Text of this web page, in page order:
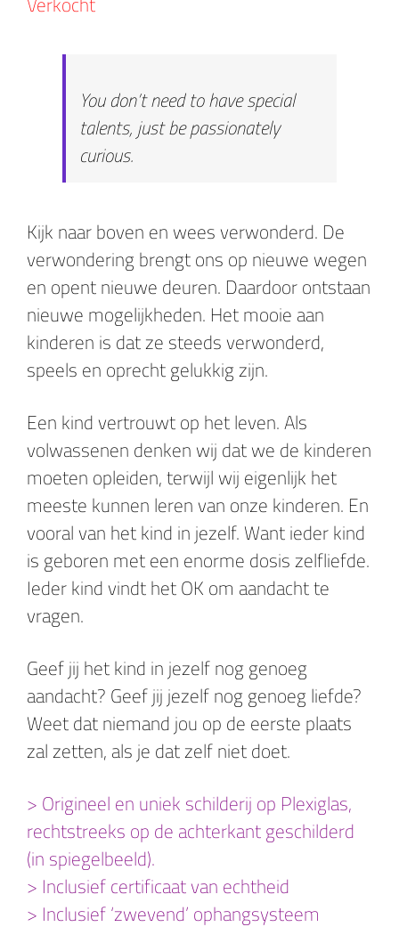
You don’t need to have special
talents, just be passionately
curious.
Kijk naar boven en wees verwonderd. De
verwondering brengt ons op nieuwe wegen
en opent nieuwe deuren. Daardoor ontstaan
nieuwe mogelijkheden. Het mooie aan
kinderen is dat ze steeds verwonderd,
speels en oprecht gelukkig zijn.
Een kind vertrouwt op het leven. Als
volwassenen denken wij dat we de kinderen
moeten opleiden, terwijl wij eigenlijk het
meeste kunnen leren van onze kinderen. En
vooral van het kind in jezelf. Want ieder kind
is geboren met een enorme dosis zelfliefde.
Ieder kind vindt het OK om aandacht te
vragen.
Geef jij het kind in jezelf nog genoeg
aandacht? Geef jij jezelf nog genoeg liefde?
Weet dat niemand jou op de eerste plaats
zal zetten, als je dat zelf niet doet.
> Origineel en uniek schilderij op Plexiglas,
rechtstreeks op de achterkant geschilderd
(in spiegelbeeld).
> Inclusief certificaat van echtheid
> Inclusief ‘zwevend’ ophangsysteem